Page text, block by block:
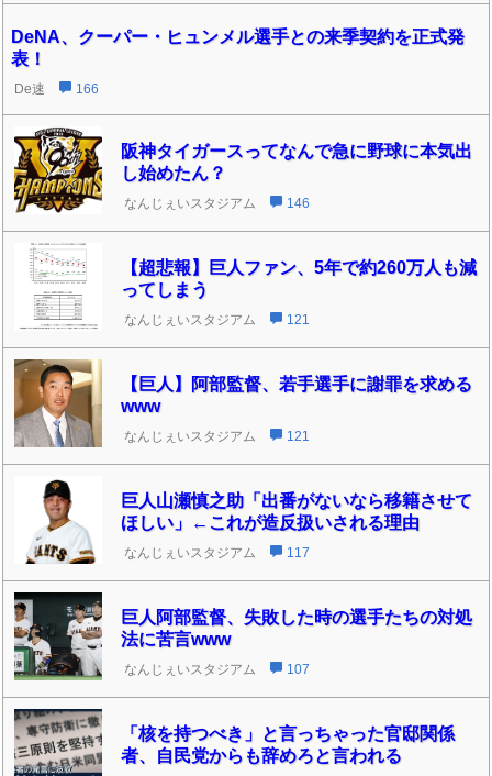
DeNA、クーパー・ヒュンメル選手との来季契約を正式発
表！
De速 166
阪神タイガースってなんで急に野球に本気出
し始めたん？
なんじぇいスタジアム 146
【超悲報】巨人ファン、5年で約260万人も減
ってしまう
なんじぇいスタジアム 121
【巨人】阿部監督、若手選手に謝罪を求める
www
なんじぇいスタジアム 121
巨人山瀬慎之助「出番がないなら移籍させて
ほしい」←これが造反扱いされる理由
なんじぇいスタジアム 117
巨人阿部監督、失敗した時の選手たちの対処
法に苦言www
なんじぇいスタジアム 107
「核を持つべき」と言っちゃった官邸関係
者、自民党からも辞めろと言われる